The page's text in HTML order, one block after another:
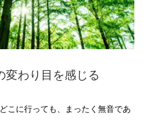
変わり目を感じる
こに行っても、まったく無音であ